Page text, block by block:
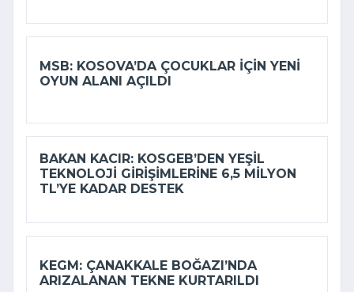
MSB: KOSOVA’DA ÇOCUKLAR IÇIN YENI
OYUN ALANI AÇILDI
BAKAN KACIR: KOSGEB’DEN YEŞIL
TEKNOLOJI GIRIŞIMLERINE 6,5 MILYON
TL’YE KADAR DESTEK
KEGM: ÇANAKKALE BOĞAZI’NDA
ARIZALANAN TEKNE KURTARILDI